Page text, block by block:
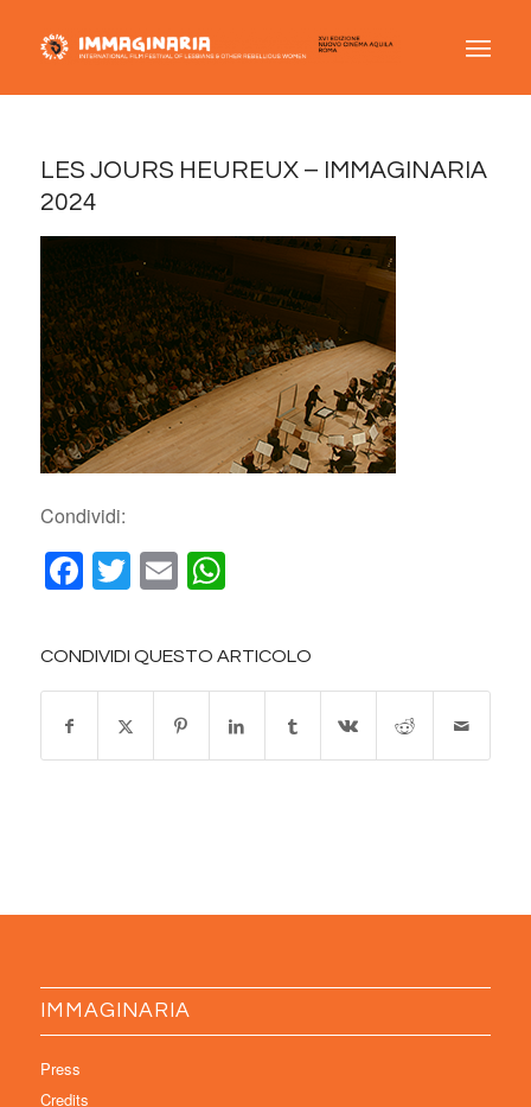
LES JOURS HEUREUX – IMMAGINARIA
2024
Condividi:
Facebook
Twitter
EmailWhatsApp
CONDIVIDI QUESTO ARTICOLO
IMMAGINARIA
Press
Credits